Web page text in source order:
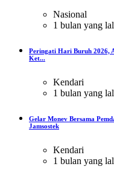
Nasional
1 bulan yang
Peringati Hari Buruh 2026,
Ket...
Kendari
1 bulan yang
Gelar Monev Bersama
Jamsostek
Kendari
1 bulan yang